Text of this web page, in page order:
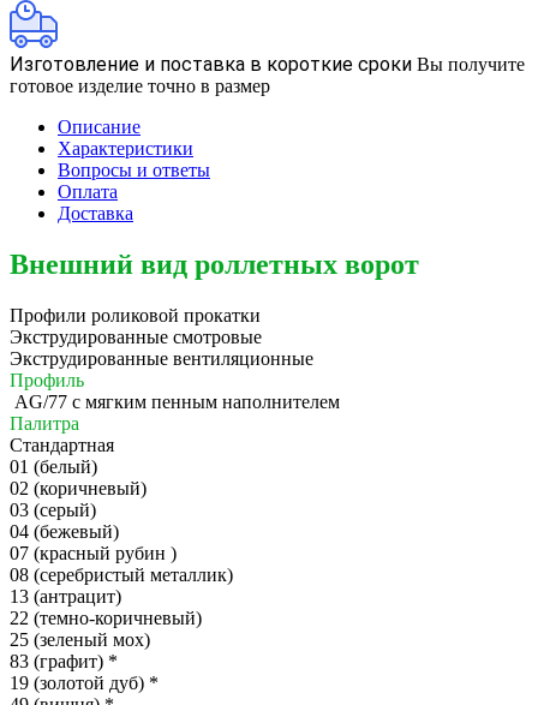
Изготовление и поставка в короткие сроки Вы получите
готовое изделие точно в размер
Описание
Характеристики
Вопросы и ответы
Оплата
Доставка
Внешний вид роллетных ворот
Профили роликовой прокатки
Экструдированные смотровые
Экструдированные вентиляционные
Профиль
AG/77 c мягким пенным наполнителем
Палитра
Стандартная
01 (белый)
02 (коричневый)
03 (серый)
04 (бежевый)
07 (красный рубин )
08 (серебристый металлик)
13 (антрацит)
22 (темно-коричневый)
25 (зеленый мох)
83 (графит) *
19 (золотой дуб) *